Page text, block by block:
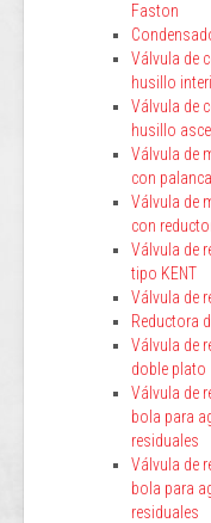
Faston
Válvula de
husillo
Válvula de
husillo
Válvula de
con palanca
Válvula de
con
Válvula de
tipo KENT
Válvula de
Reductora
Válvula de
doble plato
Válvula de
bola para
residuales
Válvula de
bola para
residuales